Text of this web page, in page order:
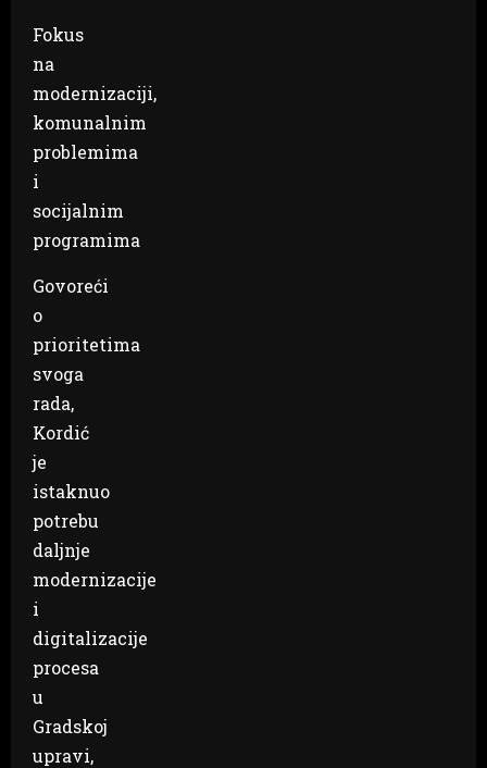
Fokus
na
modernizaciji,
komunalnim
problemima
i
socijalnim
programima
Govoreći
o
prioritetima
svoga
rada,
Kordić
je
istaknuo
potrebu
daljnje
modernizacije
i
digitalizacije
procesa
u
Gradskoj
upravi,